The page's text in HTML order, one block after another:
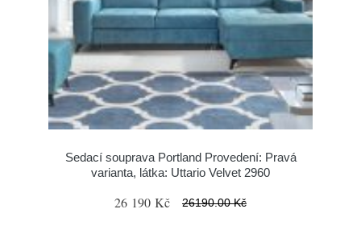
Sedací souprava Portland Provedení: Pravá
varianta, látka: Uttario Velvet 2960
26 190 Kč 26190.00 Kč